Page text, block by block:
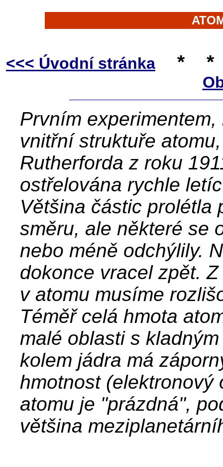
<<< Úvodní stránka * *
Prvním
vnitřní struktuře
Rutherforda z roku
ostřelována rychle
Většina částic prolétla
směru, ale některé se
nebo méně odchýlily.
dokonce vracel zpět.
v atomu musíme
Téměř celá hmota
malé oblasti s
kolem jádra má
hmotnost (elektronový
atomu je "prázdná",
většina